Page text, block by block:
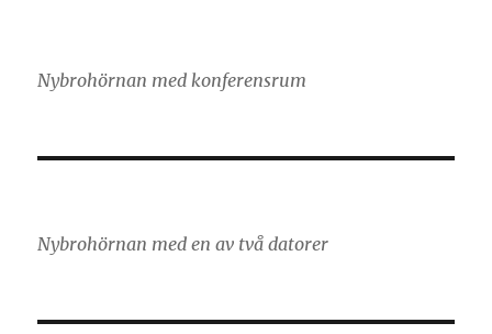
Nybrohörnan med konferensrum
Nybrohörnan med en av två datorer